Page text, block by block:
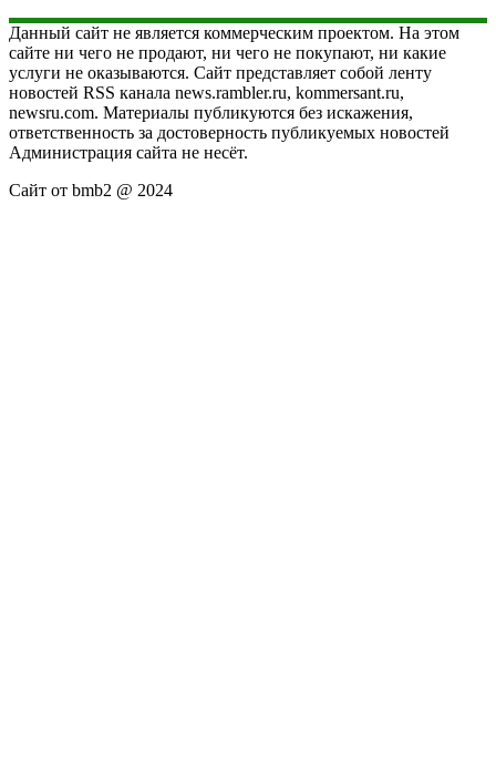
Данный сайт не является коммерческим проектом. На этом
сайте ни чего не продают, ни чего не покупают, ни какие
услуги не оказываются. Сайт представляет собой ленту
новостей RSS канала news.rambler.ru, kommersant.ru,
newsru.com. Материалы публикуются без искажения,
ответственность за достоверность публикуемых новостей
Администрация сайта не несёт.
Сайт от bmb2 @ 2024